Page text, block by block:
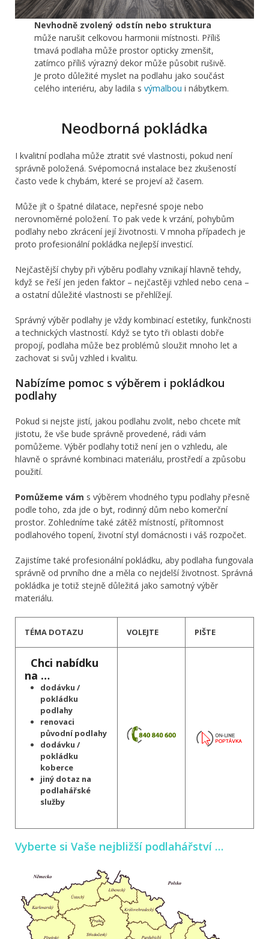
Nevhodně zvolený odstín nebo struktura
může narušit celkovou harmonii místnosti. Příliš
tmavá podlaha může prostor opticky zmenšit,
zatímco příliš výrazný dekor může působit rušivě.
Je proto důležité myslet na podlahu jako součást
celého interiéru, aby ladila s výmalbou i nábytkem.
Neodborná pokládka
I kvalitní podlaha může ztratit své vlastnosti, pokud není
správně položená. Svépomocná instalace bez zkušeností
často vede k chybám, které se projeví až časem.
Může jít o špatné dilatace, nepřesné spoje nebo
nerovnoměrné položení. To pak vede k vrzání, pohybům
podlahy nebo zkrácení její životnosti. V mnoha případech je
proto profesionální pokládka nejlepší investicí.
Nejčastější chyby při výběru podlahy vznikají hlavně tehdy,
když se řeší jen jeden faktor – nejčastěji vzhled nebo cena –
a ostatní důležité vlastnosti se přehlížejí.
Správný výběr podlahy je vždy kombinací estetiky, funkčnosti
a technických vlastností. Když se tyto tři oblasti dobře
propojí, podlaha může bez problémů sloužit mnoho let a
zachovat si svůj vzhled i kvalitu.
Nabízíme pomoc s výběrem i pokládkou
podlahy
Pokud si nejste jistí, jakou podlahu zvolit, nebo chcete mít
jistotu, že vše bude správně provedené, rádi vám
pomůžeme. Výběr podlahy totiž není jen o vzhledu, ale
hlavně o správné kombinaci materiálu, prostředí a způsobu
použití.
Pomůžeme vám s výběrem vhodného typu podlahy přesně
podle toho, zda jde o byt, rodinný dům nebo komerční
prostor. Zohledníme také zátěž místností, přítomnost
podlahového topení, životní styl domácnosti i váš rozpočet.
Zajistíme také profesionální pokládku, aby podlaha fungovala
správně od prvního dne a měla co nejdelší životnost. Správná
pokládka je totiž stejně důležitá jako samotný výběr
materiálu.
TÉMA DOTAZU VOLEJTE PIŠTE
Chci nabídku
na …
dodávku /
pokládku
podlahy
renovaci
původní podlahy
dodávku /
pokládku
koberce
jiný dotaz na
podlahářské
služby
Vyberte si Vaše nejbližší podlahářství …